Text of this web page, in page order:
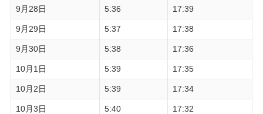
9月28日 5:36 17:39
9月29日 5:37 17:38
9月30日 5:38 17:36
10月1日 5:39 17:35
10月2日 5:39 17:34
10月3日 5:40 17:32